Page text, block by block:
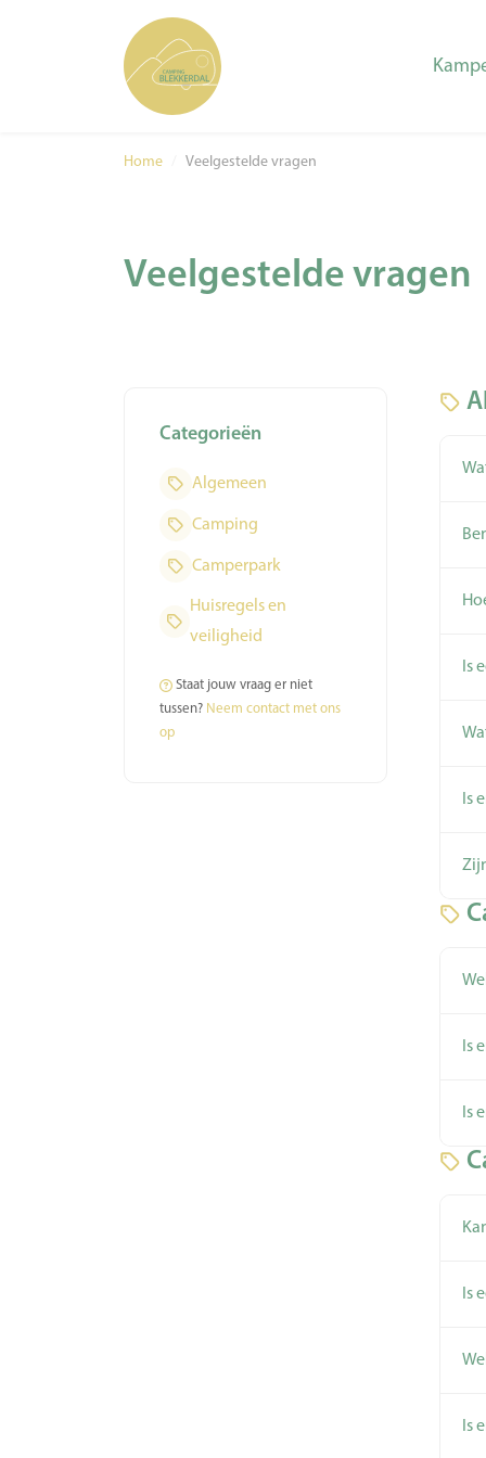
Home Veelgestelde vragen
Veelgestelde vragen
Categorieën
Algemeen
Camping
Camperpark
Huisregels en
veiligheid
Staat jouw vraag er niet
tussen? Neem contact met ons
op
Is
Is
Is
Is
Is
Is